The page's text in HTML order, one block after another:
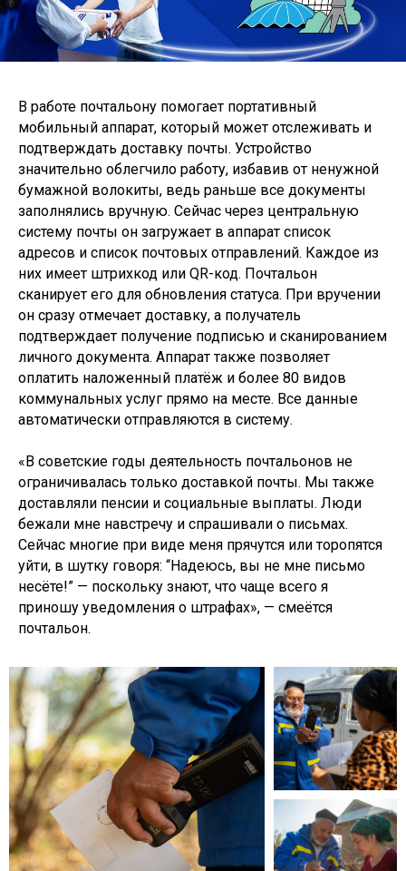
В работе почтальону помогает портативный
мобильный аппарат, который может отслеживать и
подтверждать доставку почты. Устройство
значительно облегчило работу, избавив от ненужной
бумажной волокиты, ведь раньше все документы
заполнялись вручную. Сейчас через центральную
систему почты он загружает в аппарат список
адресов и список почтовых отправлений. Каждое из
них имеет штрихкод или QR-код. Почтальон
сканирует его для обновления статуса. При вручении
он сразу отмечает доставку, а получатель
подтверждает получение подписью и сканированием
личного документа. Аппарат также позволяет
оплатить наложенный платёж и более 80 видов
коммунальных услуг прямо на месте. Все данные
автоматически отправляются в систему.
«В советские годы деятельность почтальонов не
ограничивалась только доставкой почты. Мы также
доставляли пенсии и социальные выплаты. Люди
бежали мне навстречу и спрашивали о письмах.
Сейчас многие при виде меня прячутся или торопятся
уйти, в шутку говоря: “Надеюсь, вы не мне письмо
несёте!” — поскольку знают, что чаще всего я
приношу уведомления о штрафах», — смеётся
почтальон.